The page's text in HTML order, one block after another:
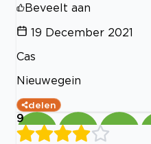
Beveelt aan
19 December 2021
Cas
Nieuwegein
delen
9